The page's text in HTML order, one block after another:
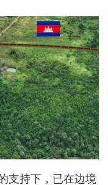
支持下，已在边境